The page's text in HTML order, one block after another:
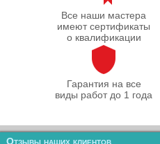
Все наши мастера
имеют сертификаты
о квалификации
Гарантия на все
виды работ до 1 года
Отзывы наших клиентов